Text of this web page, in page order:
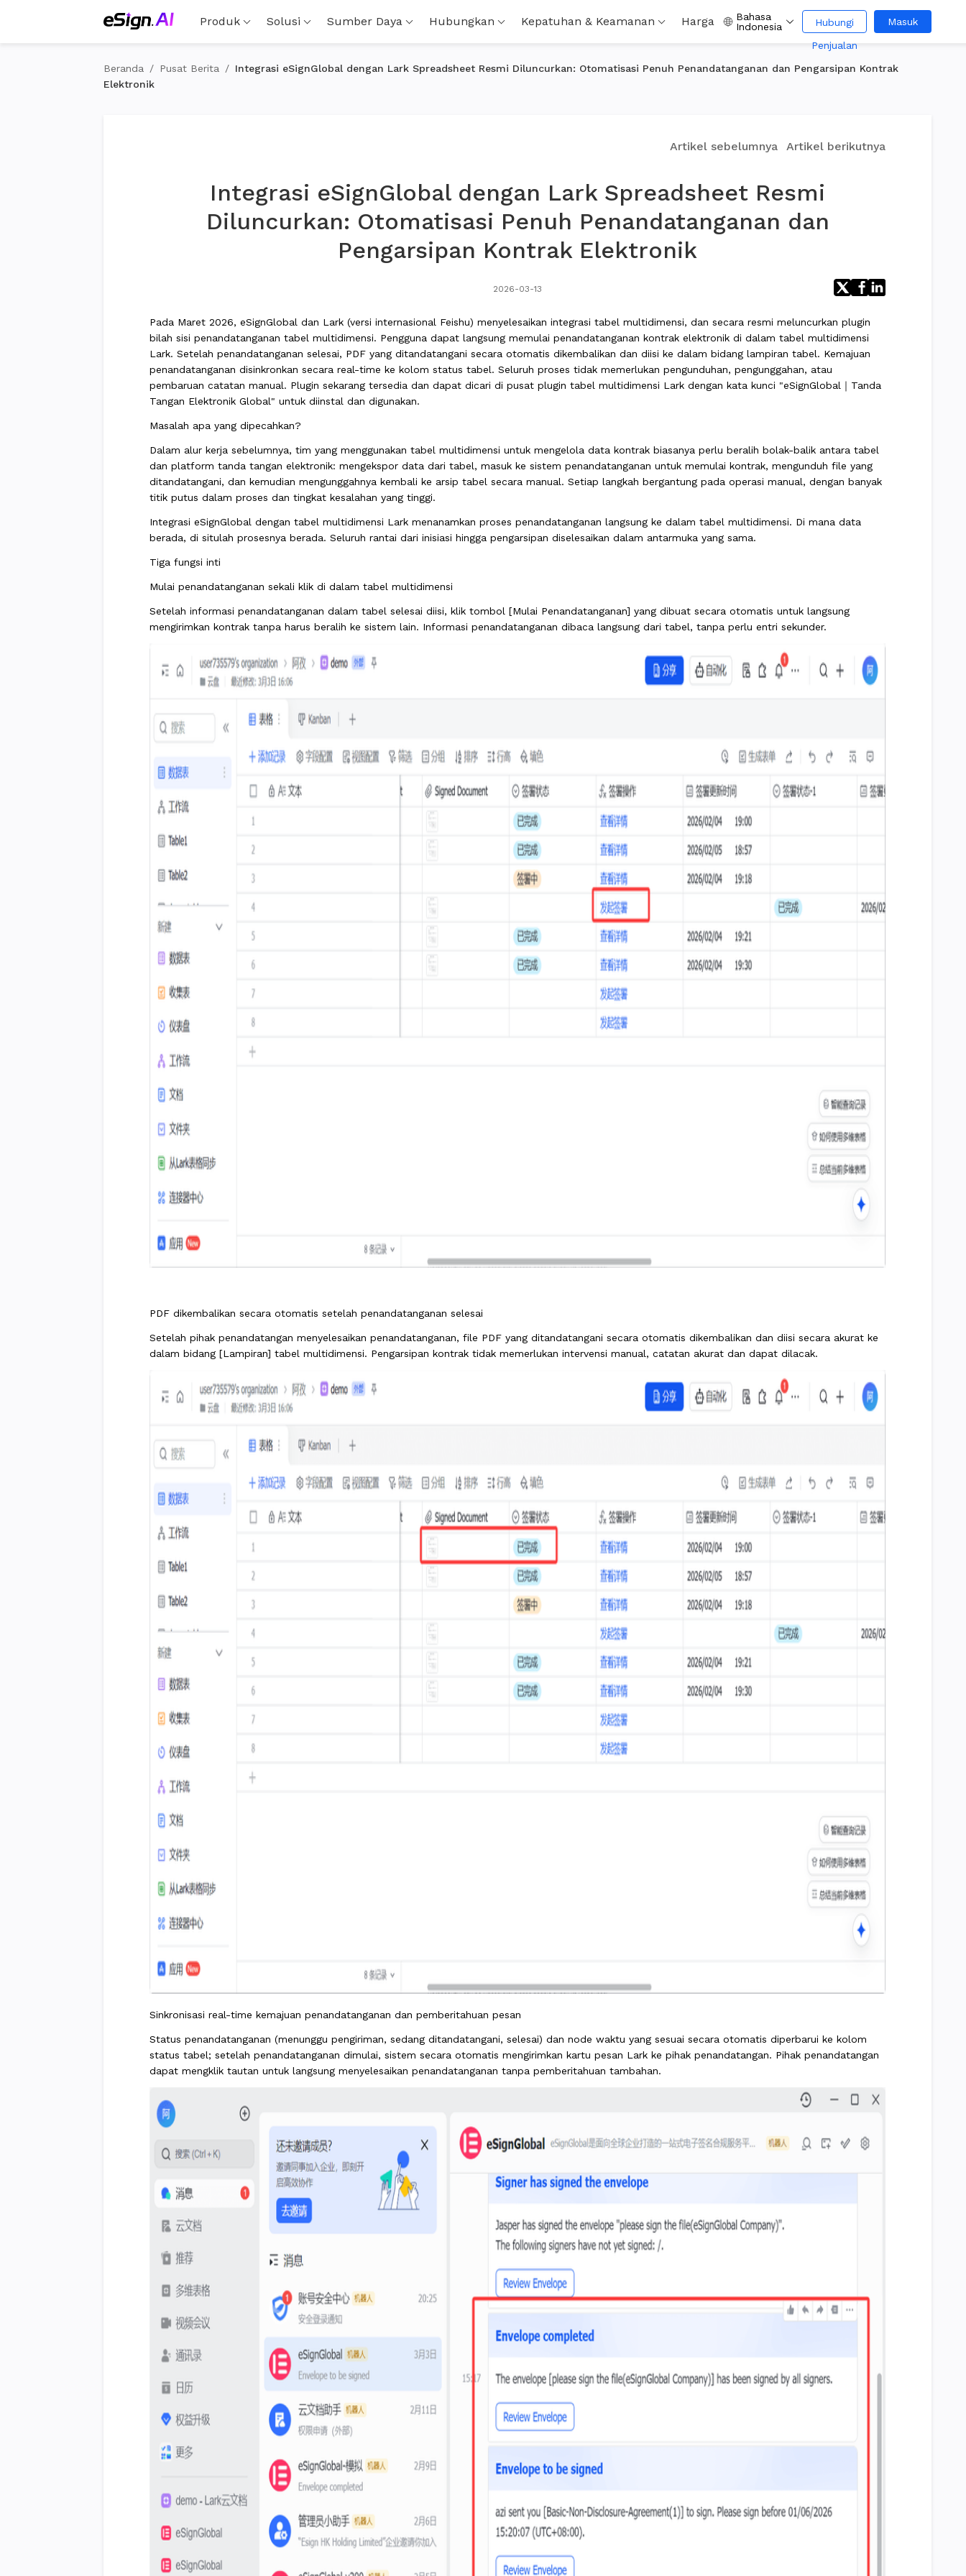
Produk Solusi Sumber Daya Hubungkan Kepatuhan & Keamanan Harga
Bahasa
Indonesia
Hubungi
Penjualan
Masuk
Beranda / Pusat Berita / Integrasi eSignGlobal dengan Lark Spreadsheet Resmi Diluncurkan: Otomatisasi Penuh Penandatanganan dan Pengarsipan Kontrak
Elektronik
Artikel sebelumnya Artikel berikutnya
Integrasi eSignGlobal dengan Lark Spreadsheet Resmi
Diluncurkan: Otomatisasi Penuh Penandatanganan dan
Pengarsipan Kontrak Elektronik
2026-03-13
Pada Maret 2026, eSignGlobal dan Lark (versi internasional Feishu) menyelesaikan integrasi tabel multidimensi, dan secara resmi meluncurkan plugin
bilah sisi penandatanganan tabel multidimensi. Pengguna dapat langsung memulai penandatanganan kontrak elektronik di dalam tabel multidimensi
Lark. Setelah penandatanganan selesai, PDF yang ditandatangani secara otomatis dikembalikan dan diisi ke dalam bidang lampiran tabel. Kemajuan
penandatanganan disinkronkan secara real-time ke kolom status tabel. Seluruh proses tidak memerlukan pengunduhan, pengunggahan, atau
pembaruan catatan manual. Plugin sekarang tersedia dan dapat dicari di pusat plugin tabel multidimensi Lark dengan kata kunci "eSignGlobal｜Tanda
Tangan Elektronik Global" untuk diinstal dan digunakan.
Masalah apa yang dipecahkan?
Dalam alur kerja sebelumnya, tim yang menggunakan tabel multidimensi untuk mengelola data kontrak biasanya perlu beralih bolak-balik antara tabel
dan platform tanda tangan elektronik: mengekspor data dari tabel, masuk ke sistem penandatanganan untuk memulai kontrak, mengunduh file yang
ditandatangani, dan kemudian mengunggahnya kembali ke arsip tabel secara manual. Setiap langkah bergantung pada operasi manual, dengan banyak
titik putus dalam proses dan tingkat kesalahan yang tinggi.
Integrasi eSignGlobal dengan tabel multidimensi Lark menanamkan proses penandatanganan langsung ke dalam tabel multidimensi. Di mana data
berada, di situlah prosesnya berada. Seluruh rantai dari inisiasi hingga pengarsipan diselesaikan dalam antarmuka yang sama.
Tiga fungsi inti
Mulai penandatanganan sekali klik di dalam tabel multidimensi
Setelah informasi penandatanganan dalam tabel selesai diisi, klik tombol [Mulai Penandatanganan] yang dibuat secara otomatis untuk langsung
mengirimkan kontrak tanpa harus beralih ke sistem lain. Informasi penandatanganan dibaca langsung dari tabel, tanpa perlu entri sekunder.
PDF dikembalikan secara otomatis setelah penandatanganan selesai
Setelah pihak penandatangan menyelesaikan penandatanganan, file PDF yang ditandatangani secara otomatis dikembalikan dan diisi secara akurat ke
dalam bidang [Lampiran] tabel multidimensi. Pengarsipan kontrak tidak memerlukan intervensi manual, catatan akurat dan dapat dilacak.
Sinkronisasi real-time kemajuan penandatanganan dan pemberitahuan pesan
Status penandatanganan (menunggu pengiriman, sedang ditandatangani, selesai) dan node waktu yang sesuai secara otomatis diperbarui ke kolom
status tabel; setelah penandatanganan dimulai, sistem secara otomatis mengirimkan kartu pesan Lark ke pihak penandatangan. Pihak penandatangan
dapat mengklik tautan untuk langsung menyelesaikan penandatanganan tanpa pemberitahuan tambahan.